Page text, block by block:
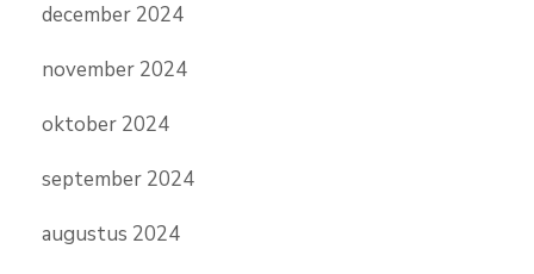
december 2024
november 2024
oktober 2024
september 2024
augustus 2024